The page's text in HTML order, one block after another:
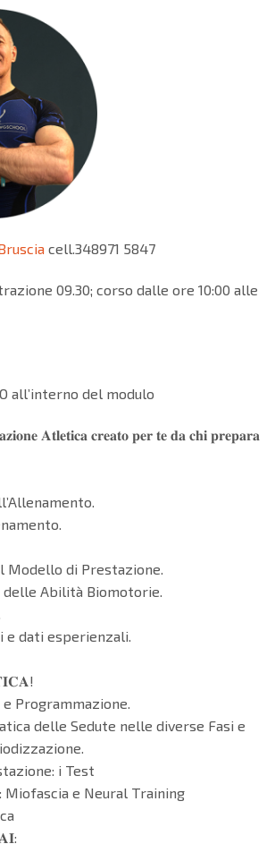
cell.348971 5847
09.30; corso dalle ore 10:00 alle
all’interno del modulo
𝐀𝐭𝐥𝐞𝐭𝐢𝐜𝐚 𝐜𝐫𝐞𝐚𝐭𝐨 𝐩𝐞𝐫 𝐭𝐞 𝐝𝐚 𝐜𝐡𝐢 𝐩𝐫𝐞𝐩𝐚𝐫𝐚
Modello di Prestazione.
Abilità Biomotorie.
dati esperienzali.
Programmazione.
delle Sedute nelle diverse Fasi e
i Test
Miofascia e Neural Training